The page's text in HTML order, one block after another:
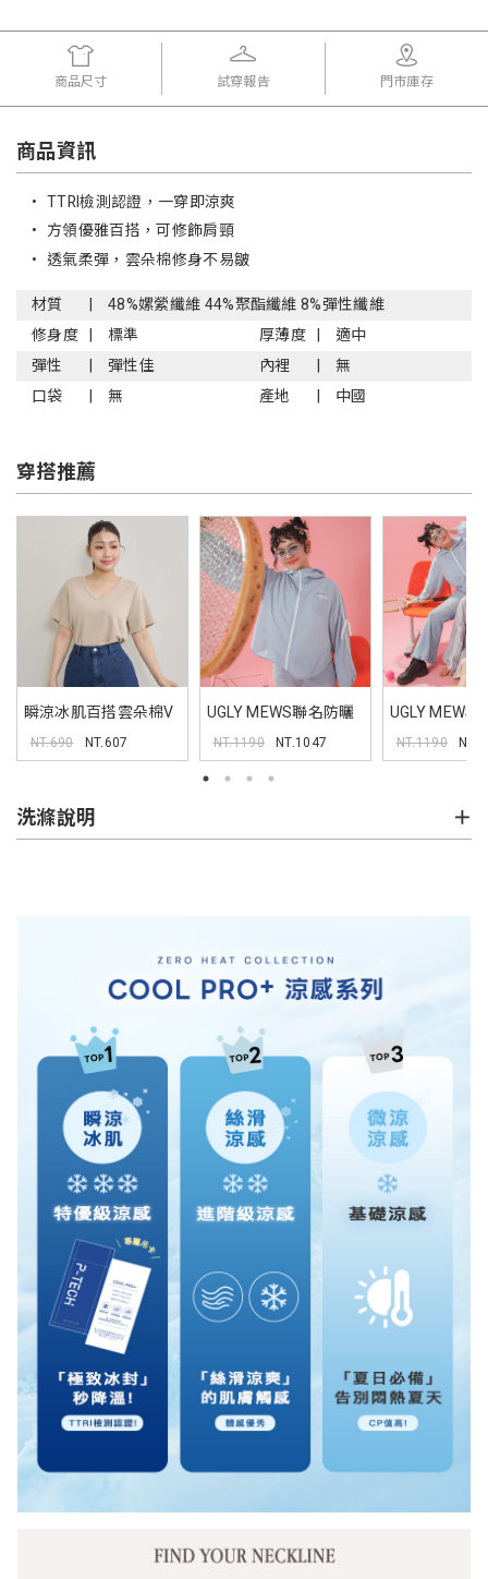
商品尺寸 試穿報告 門市庫存
商品資訊
• TTRI檢測認證，一穿即涼爽
• 方領優雅百搭，可修飾肩頸
• 透氣柔彈，雲朵棉修身不易皺
材質
48%嫘縈纖維 44%聚酯纖維 8%彈性纖維
修身度
標準 厚薄度
適中
彈性
彈性佳 內裡
無
口袋
無 產地 中國
穿搭推薦
瞬涼冰肌百搭雲朵棉V
領TEE
NT.690 NT.607
UGLY MEWS聯名防曬
外套
NT.1190 NT.1047
UGLY MEWS
外套
NT.1190
洗滌說明